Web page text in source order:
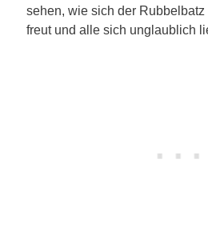
sehen, wie sich der
freut und alle sich unglaublich